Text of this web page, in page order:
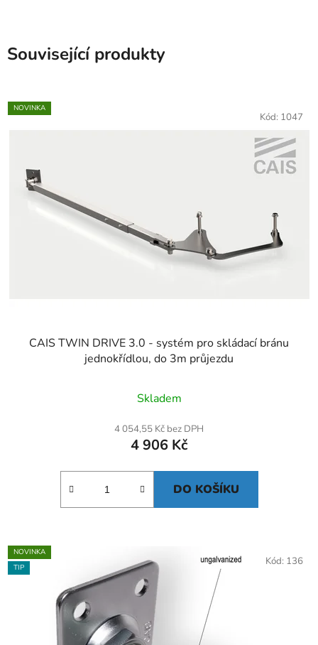
Související produkty
NOVINKA
CAIS TWIN DRIVE 3.0 - systém pro skládací bránu
jednokřídlou, do 3m průjezdu
Skladem
4 054,55 Kč bez DPH
4 906 Kč
DO KOŠÍKU
Kód: 1047
NOVINKA
TIP
Kód: 136